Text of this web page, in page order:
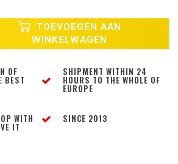
TOEVOEGEN AAN
WINKELWAGEN
OF
BEST
SHIPMENT WITHIN 24
HOURS TO THE WHOLE OF
EUROPE
WITH
IT
SINCE 2013